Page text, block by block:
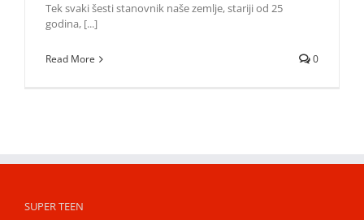
Tek svaki šesti stanovnik naše zemlje, stariji od 25
gоdinа, [...]
Read More 0
SUPER TEEN